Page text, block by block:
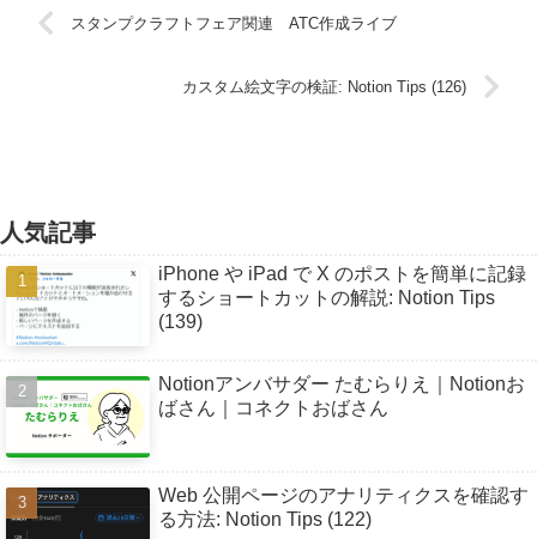
スタンプクラフトフェア関連 ATC作成ライブ
カスタム絵文字の検証: Notion Tips (126)
人気記事
iPhone や iPad で X のポストを簡単に記録
するショートカットの解説: Notion Tips
(139)
Notionアンバサダー たむらりえ｜Notionお
ばさん｜コネクトおばさん
Web 公開ページのアナリティクスを確認す
る方法: Notion Tips (122)